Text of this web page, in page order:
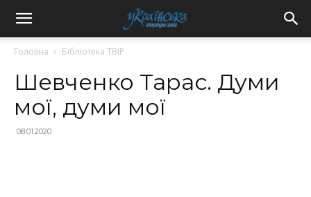
Головна Бібліотека ТВІР
Шевченко Тарас. Думи
мої, думи мої
08.01.2020